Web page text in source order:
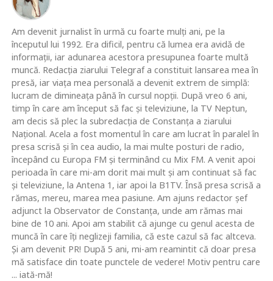
Am devenit jurnalist în urmă cu foarte mulţi ani, pe la
începutul lui 1992. Era dificil, pentru că lumea era avidă de
informaţii, iar adunarea acestora presupunea foarte multă
muncă. Redacţia ziarului Telegraf a constituit lansarea mea în
presă, iar viaţa mea personală a devenit extrem de simplă:
lucram de dimineaţa până în cursul nopţii. După vreo 6 ani,
timp în care am început să fac şi televiziune, la TV Neptun,
am decis să plec la subredacţia de Constanţa a ziarului
Naţional. Acela a fost momentul în care am lucrat în paralel în
presa scrisă şi în cea audio, la mai multe posturi de radio,
începând cu Europa FM şi terminând cu Mix FM. A venit apoi
perioada în care mi-am dorit mai mult şi am continuat să fac
şi televiziune, la Antena 1, iar apoi la B1TV. Însă presa scrisă a
rămas, mereu, marea mea pasiune. Am ajuns redactor şef
adjunct la Observator de Constanţa, unde am rămas mai
bine de 10 ani. Apoi am stabilit că ajunge cu genul acesta de
muncă în care îţi neglizeji familia, că este cazul să fac altceva.
Şi am devenit PR! După 5 ani, mi-am reamintit că doar presa
mă satisface din toate punctele de vedere! Motiv pentru care
... iată-mă!